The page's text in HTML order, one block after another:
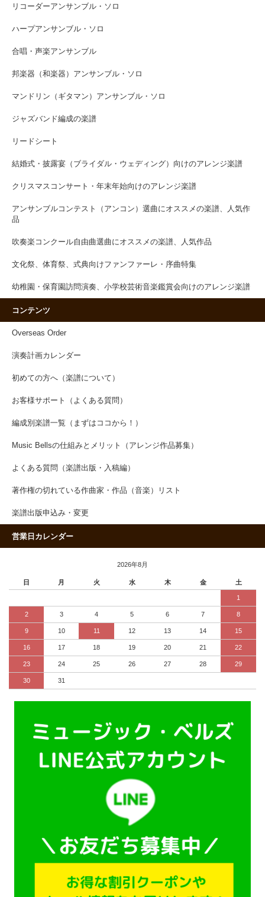
リコーダーアンサンブル・ソロ
ハープアンサンブル・ソロ
合唱・声楽アンサンブル
邦楽器（和楽器）アンサンブル・ソロ
マンドリン（ギタマン）アンサンブル・ソロ
ジャズバンド編成の楽譜
リードシート
結婚式・披露宴（ブライダル・ウェディング）向けのアレンジ楽譜
クリスマスコンサート・年末年始向けのアレンジ楽譜
アンサンブルコンテスト（アンコン）選曲にオススメの楽譜、人気作
品
吹奏楽コンクール自由曲選曲にオススメの楽譜、人気作品
文化祭、体育祭、式典向けファンファーレ・序曲特集
幼稚園・保育園訪問演奏、小学校芸術音楽鑑賞会向けのアレンジ楽譜
コンテンツ
Overseas Order
演奏計画カレンダー
初めての方へ（楽譜について）
お客様サポート（よくある質問）
編成別楽譜一覧（まずはココから！）
Music Bellsの仕組みとメリット（アレンジ作品募集）
よくある質問（楽譜出版・入稿編）
著作権の切れている作曲家・作品（音楽）リスト
楽譜出版申込み・変更
営業日カレンダー
2026年8月
日 月 火 水 木 金 土
1
2 3 4 5 6 7 8
9 10 11 12 13 14 15
16 17 18 19 20 21 22
23 24 25 26 27 28 29
30 31